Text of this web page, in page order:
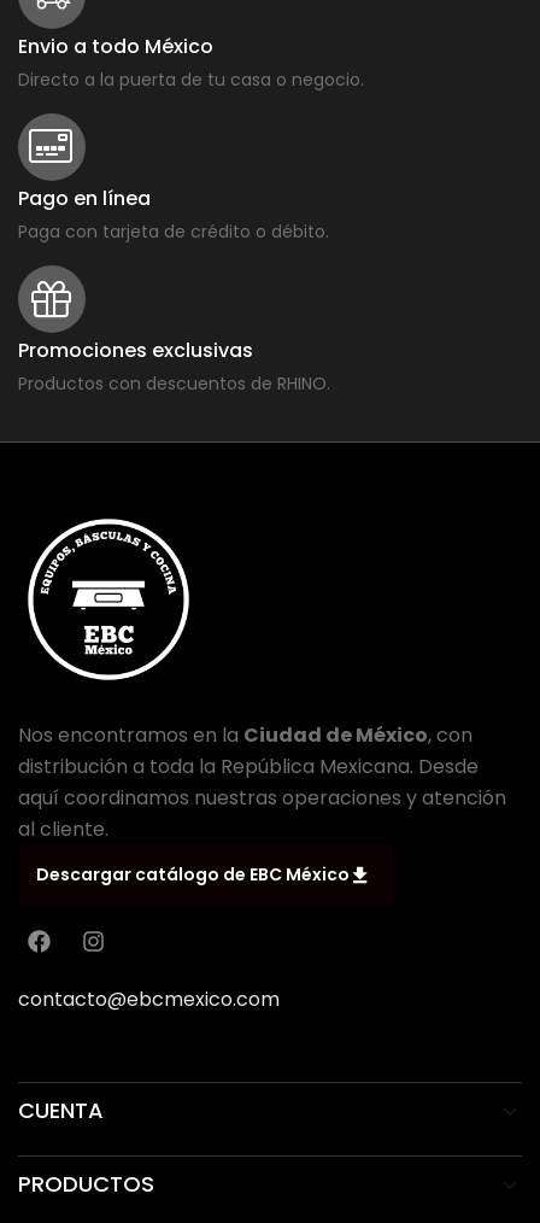
Envio a todo México
Directo a la puerta de tu casa o negocio.
Pago en línea
Paga con tarjeta de crédito o débito.
Promociones exclusivas
Productos con descuentos de RHINO.
Nos encontramos en la Ciudad de México, con
distribución a toda la República Mexicana. Desde
aquí coordinamos nuestras operaciones y atención
al cliente.
Descargar catálogo de EBC México
contacto@ebcmexico.com
CUENTA
PRODUCTOS